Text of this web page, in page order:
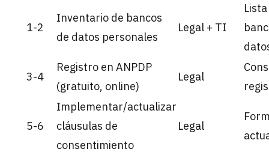
1-2
Inventario de bancos
de datos personales
Legal + TI
3-4
Registro en ANPDP
(gratuito, online)
Legal
5-6
Implementar/actualizar
cláusulas de
consentimiento
Legal